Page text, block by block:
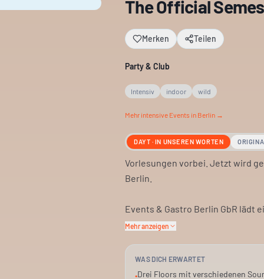
The Official
Merken Teilen
Party & Club
Intensiv indoor wild
Mehr intensive Events in Berlin →
DAYT · IN UNSEREN WORTEN
Vorlesungen vorbei. Jetzt wird
Berlin.
Events & Gastro Berlin GbR lädt
Stimmung ist lebhaft und festlich.
Für junge Leute und Gruppen.
Mehr anzeigen
WAS DICH ERWARTET
•Drei Floors mit verschiedenen